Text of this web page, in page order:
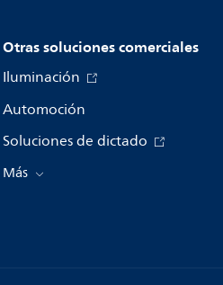
Otras soluciones comerciales
Iluminación
Automoción
Soluciones de dictado
Más